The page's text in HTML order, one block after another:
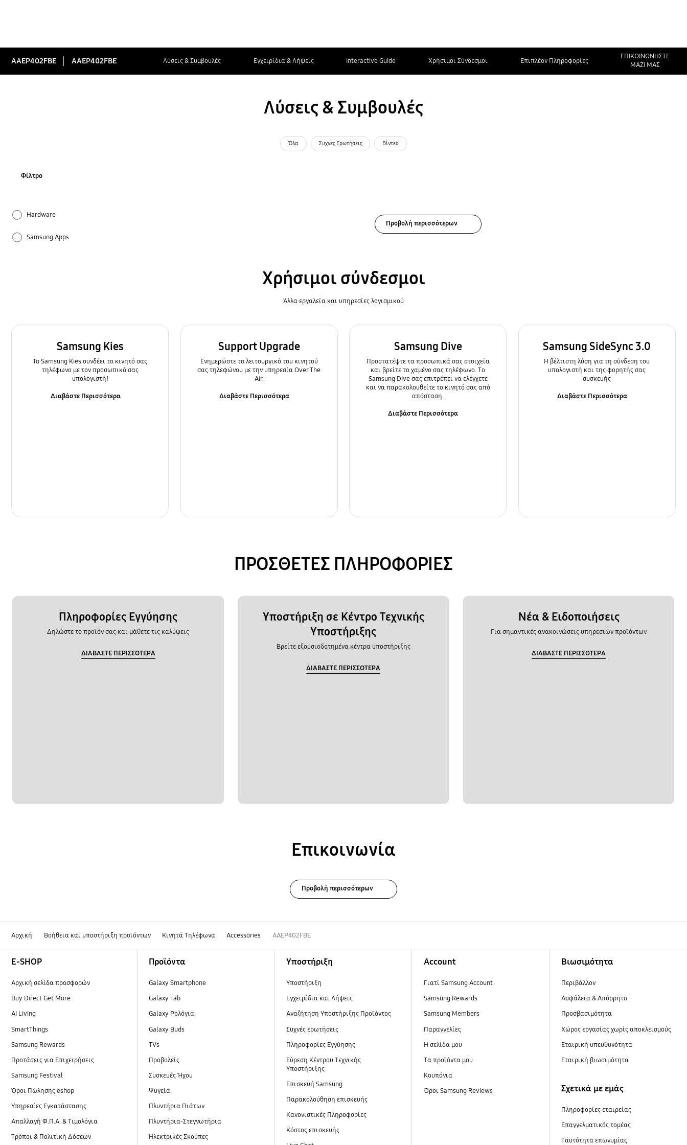
AAEP402FBE AAEP402FBE Λύσεις & Συμβουλές Εγχειρίδια & Λήψεις Interactive Guide Χρήσιμοι Σύνδεσμοι Επιπλέον Πληροφορίες
ΕΠΙΚΟΙΝΩΝΗΣΤΕ
ΜΑΖΙ ΜΑΣ
Λύσεις & Συμβουλές
Όλα Συχνές Ερωτήσεις Βίντεο
Φίλτρο
Hardware
Samsung Apps
Προβολή περισσότερων
Χρήσιμοι σύνδεσμοι
Άλλα εργαλεία και υπηρεσίες λογισμικού
Samsung Kies
To Samsung Kies συνδέει το κινητό σας
τηλέφωνο με τον προσωπικό σας
υπολογιστή!
Διαβάστε Περισσότερα
Support Upgrade
Ενημερώστε τo λειτουργικό του κινητού
σας τηλεφώνου με την υπηρεσία Over The
Air.
Διαβάστε Περισσότερα
Samsung Dive
Προστατέψτε τα προσωπικά σας στοιχεία
και βρείτε το χαμένο σας τηλέφωνο. Το
Samsung Dive σας επιτρέπει να ελέγχετε
και να παρακολουθείτε το κινητό σας από
απόσταση.
Διαβάστε Περισσότερα
Samsung SideSync 3.0
Η βέλτιστη λύση για τη σύνδεση του
υπολογιστή και της φορητής σας
συσκευής
Διαβάστε Περισσότερα
ΠΡΟΣΘΕΤΕΣ ΠΛΗΡΟΦΟΡΙΕΣ
Πληροφορίες Εγγύησης
Δηλώστε το προϊόν σας και μάθετε τις καλύψεις
ΔΙΑΒΑΣΤΕ ΠΕΡΙΣΣΟΤΕΡΑ
Υποστήριξη σε Κέντρο Τεχνικής
Υποστήριξης
Βρείτε εξουσιοδοτημένα κέντρα υποστήριξης
ΔΙΑΒΑΣΤΕ ΠΕΡΙΣΣΟΤΕΡΑ
Νέα & Ειδοποιήσεις
Για σημαντικές ανακοινώσεις υπηρεσιών προϊόντων
ΔΙΑΒΑΣΤΕ ΠΕΡΙΣΣΟΤΕΡΑ
Επικοινωνία
Προβολή περισσότερων
Αρχική Βοήθεια και υποστήριξη προϊόντων Κινητά Τηλέφωνα Accessories AAEP402FBE
E-SHOP
Αρχική σελίδα προσφορών
Buy Direct Get More
AI Living
SmartThings
Samsung Rewards
Προτάσεις για Επιχειρήσεις
Samsung Festival
Όροι Πώλησης eshop
Υπηρεσίες Εγκατάστασης
Απαλλαγή Φ.Π.Α. & Τιμολόγια
Τρόποι & Πολιτική Δόσεων
Προϊόντα
Galaxy Smartphone
Galaxy Tab
Galaxy Ρολόγια
Galaxy Buds
TVs
Προβολείς
Συσκευές Ήχου
Ψυγεία
Πλυντήρια Πιάτων
Πλυντήρια-Στεγνωτήρια
Ηλεκτρικές Σκούπες
Υποστήριξη
Υποστήριξη
Εγχειρίδια και Λήψεις
Αναζήτηση Υποστήριξης Προϊόντος
Συχνές ερωτήσεις
Πληροφορίες Εγγύησης
Εύρεση Κέντρου Τεχνικής
Υποστήριξης
Επισκευή Samsung
Παρακολούθηση επισκευής
Κανονιστικές Πληροφορίες
Κόστος επισκευής
Account
Γιατί Samsung Account
Samsung Rewards
Samsung Members
Παραγγελίες
Η σελίδα μου
Τα προϊόντα μου
Κουπόνια
Όροι Samsung Reviews
Βιωσιμότητα
Περιβάλλον
Ασφάλεια & Απόρρητο
Προσβασιμότητα
Xώρος εργασίας χωρίς αποκλεισμούς
Εταιρική υπευθυνότητα
Εταιρική βιωσιμότητα
Σχετικά με εμάς
Πληροφορίες εταιρείας
Επαγγελματικός τομέας
Ταυτότητα επωνυμίας